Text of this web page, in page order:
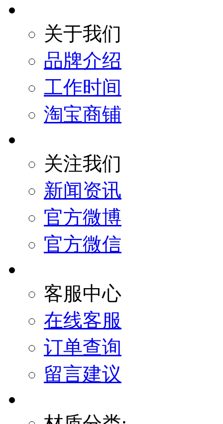
关于我们
品牌介绍
工作时间
淘宝商铺
关注我们
新闻资讯
官方微博
官方微信
客服中心
在线客服
订单查询
留言建议